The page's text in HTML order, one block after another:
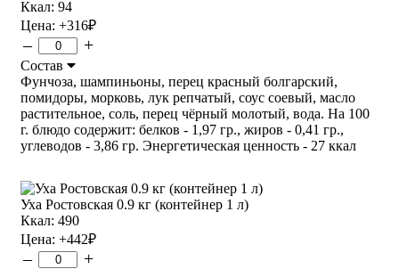
Ккал: 94
Цена: +316₽
– +
Состав
Фунчоза, шампиньоны, перец красный болгарский,
помидоры, морковь, лук репчатый, соус соевый, масло
растительное, соль, перец чёрный молотый, вода. На 100
г. блюдо содержит: белков - 1,97 гр., жиров - 0,41 гр.,
углеводов - 3,86 гр. Энергетическая ценность - 27 ккал
Уха Ростовская 0.9 кг (контейнер 1 л)
Ккал: 490
Цена: +442₽
– +